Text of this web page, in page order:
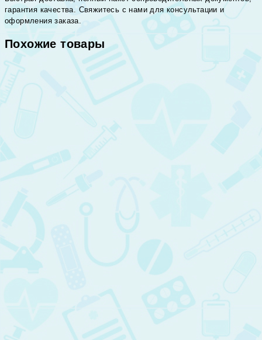
гарантия качества. Свяжитесь с нами для консультации и
оформления заказа.
Похожие товары